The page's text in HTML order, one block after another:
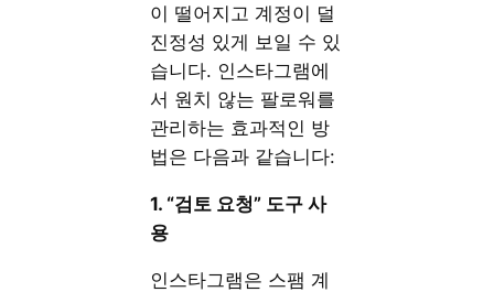
이 떨어지고 계정이 덜
진정성 있게 보일 수 있
습니다. 인스타그램에
서 원치 않는 팔로워를
관리하는 효과적인 방
법은 다음과 같습니다:
1. “검토 요청” 도구 사
용
인스타그램은 스팸 계